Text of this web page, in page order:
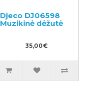
Djeco DJ06598
Muzikinė dėžutė
35,00€